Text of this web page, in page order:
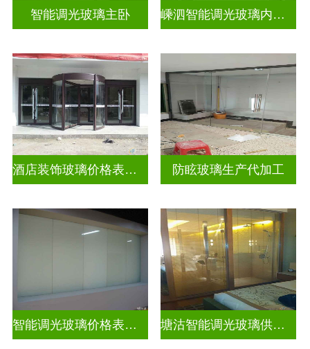
智能调光玻璃主卧 嵊泗智能调光玻璃内置百叶隔断拆装
酒店装饰玻璃价格表生产电话 防眩玻璃生产代加工
智能调光玻璃价格表图片及价格 塘沽智能调光玻璃供应商